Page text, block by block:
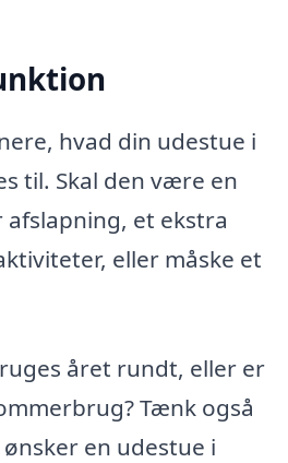
hvad din udestue i
til. Skal den være en
et ekstra
eller måske et
året rundt, eller er
Tænk også
en udestue i